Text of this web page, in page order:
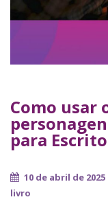
Como usar
para
10 de abril de 2025
livro